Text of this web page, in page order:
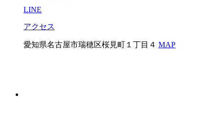
LINE
アクセス
愛知県名古屋市瑞穂区桜見町１丁目４ MAP